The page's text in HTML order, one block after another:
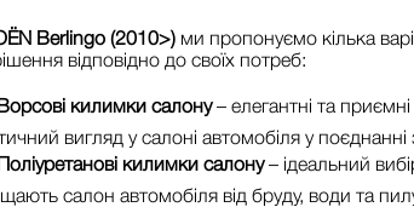
Berlingo (2010>) ми пропонуємо кілька
відповідно до своїх потреб:
килимки салону– елегантні та
вигляд у салоні автомобіля у
килимки салону– ідеальний
салон автомобіля від бруду, води та